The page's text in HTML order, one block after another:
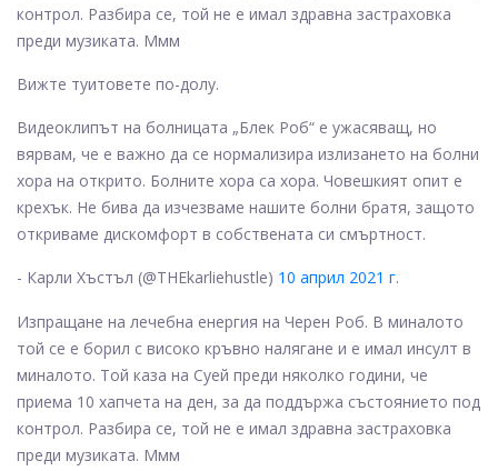
контрол. Разбира се, той не е имал здравна застраховка
преди музиката. Ммм
Вижте туитовете по-долу.
Видеоклипът на болницата „Блек Роб“ е ужасяващ, но
вярвам, че е важно да се нормализира излизането на болни
хора на открито. Болните хора са хора. Човешкият опит е
крехък. Не бива да изчезваме нашите болни братя, защото
откриваме дискомфорт в собствената си смъртност.
- Карли Хъстъл (@THEkarliehustle) 10 април 2021 г.
Изпращане на лечебна енергия на Черен Роб. В миналото
той се е борил с високо кръвно налягане и е имал инсулт в
миналото. Той каза на Суей преди няколко години, че
приема 10 хапчета на ден, за да поддържа състоянието под
контрол. Разбира се, той не е имал здравна застраховка
преди музиката. Ммм